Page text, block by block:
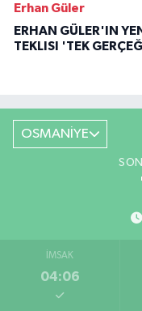
Erhan Güler
ERHAN GÜLER'IN
TEKLISI 'TEK
OSMANİYE
İMSAK
04:06